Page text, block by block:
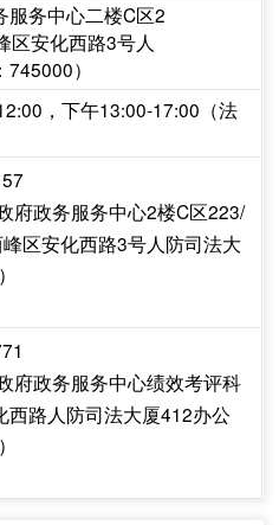
服务中心二楼C区2
区安化西路3号人
）
，下午13:00-17:00（法
府政务服务中心2楼C区223/
区安化西路3号人防司法大
府政务服务中心绩效考评科
西路人防司法大厦412办公